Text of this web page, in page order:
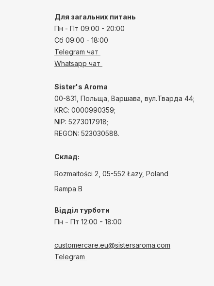
Для загальних питань
Пн - Пт 09:00 - 20:00
Сб 09:00 - 18:00
Telegram чат
Whatsapp чат
Sister's Aroma
00-831, Польща, Варшава, вул.Тварда 44;
КRС: 0000990359;
NIP: 5273017918;
REGON: 523030588.
Склад:
Rozmaitości 2, 05-552 Łazy, Poland
Rampa B
Відділ турботи
Пн - Пт 12:00 - 18:00
customercare.eu@sistersaroma.com
Telegram